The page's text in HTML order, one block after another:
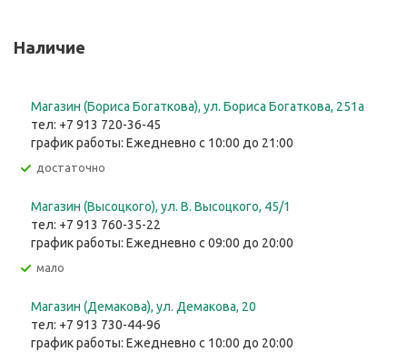
Наличие
Магазин (Бориса Богаткова), ул. Бориса Богаткова, 251а
тел: +7 913 720-36-45
график работы: Ежедневно с 10:00 до 21:00
Достаточно
Магазин (Высоцкого), ул. ​В. Высоцкого, 45/1
тел: +7 913 760-35-22
график работы: Ежедневно с 09:00 до 20:00
Мало
Магазин (Демакова), ул. Демакова, 20
тел: +7 913 730-44-96
график работы: Ежедневно с 10:00 до 20:00